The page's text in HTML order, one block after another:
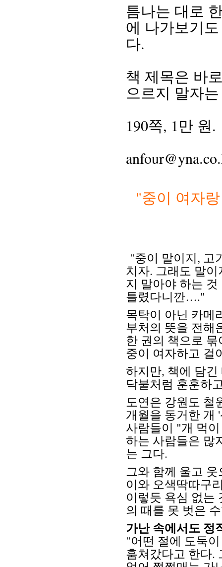
틈나는 대로
에 나가보기
다.
책 제목은 바
으르지 말자
190쪽, 1만 원.
"중이 여자
"중이 말이지, 고
치자. 그래도 말
지 말아야 하는
틀렸다니깐…."
목탁이 아닌 카메
부처의 뜻을 전해
한 권의 책으로
중이 여자하고 걸
하지만, 책에 담
닥불처럼 훈훈하
도연은 강원도 철
개월을 동거한 개
사람들이 "개 먹
하는 사람들은 많
는 그다.
그와 함께 울고
이와 오색딱따구
이렇듯 욕심 없는
의 때를 못 벗은
가난 속에서도 정
"어떤 절에 도둑
훔쳐갔다고 한다.